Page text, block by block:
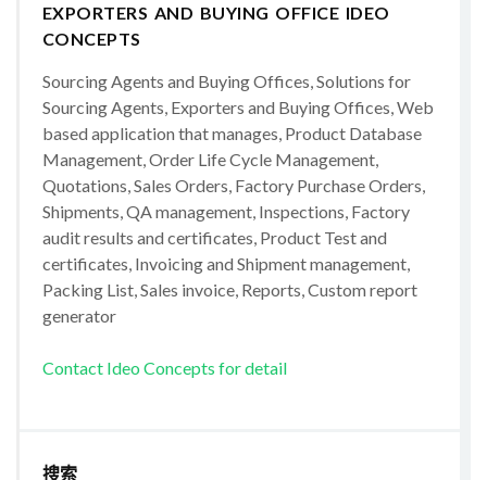
EXPORTERS AND BUYING OFFICE IDEO
CONCEPTS
Sourcing Agents and Buying Offices, Solutions for
Sourcing Agents, Exporters and Buying Offices, Web
based application that manages, Product Database
Management, Order Life Cycle Management,
Quotations, Sales Orders, Factory Purchase Orders,
Shipments, QA management, Inspections, Factory
audit results and certificates, Product Test and
certificates, Invoicing and Shipment management,
Packing List, Sales invoice, Reports, Custom report
generator
Contact Ideo Concepts for detail
搜索